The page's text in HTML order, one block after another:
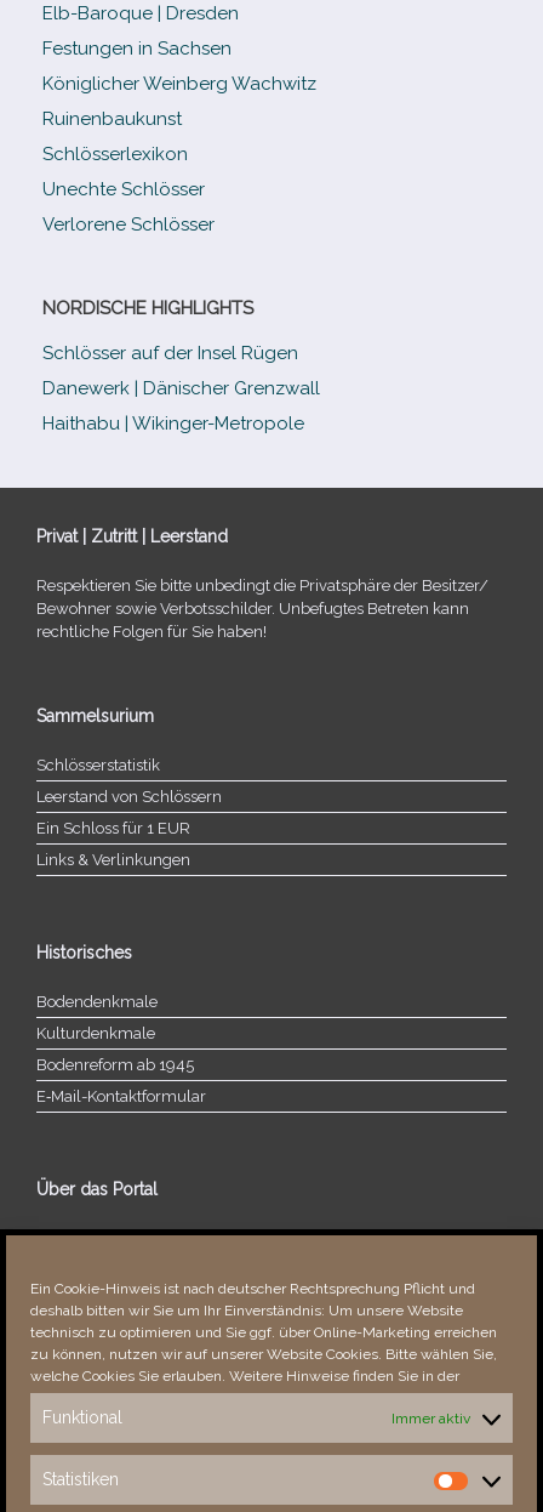
Ein Cookie-Hinweis ist nach deutscher Rechtsprechung Pflicht und
deshalb bitten wir Sie um Ihr Einverständnis: Um unsere Website
technisch zu optimieren und Sie ggf. über Online-Marketing erreichen
zu können, nutzen wir auf unserer Website Cookies. Bitte wählen Sie,
welche Cookies Sie erlauben. Weitere Hinweise finden Sie in der
Funktional Immer aktiv
Statistiken
Statistiken
Elb-​Baroque | Dresden
Festungen in Sachsen
Königlicher Weinberg Wachwitz
Ruinenbaukunst
Schlösserlexikon
Unechte Schlösser
Verlorene Schlösser
NORDISCHE HIGHLIGHTS
Schlösser auf der Insel Rügen
Danewerk | Dänischer Grenzwall
Haithabu | Wikinger-Metropole
Privat | Zutritt | Leerstand
Respektieren Sie bitte unbe­dingt die Privatsphäre der Besitzer/​
Bewohner sowie Verbotsschilder. Unbefugtes Betreten kann
recht­li­che Folgen für Sie haben!
Sammelsurium
Schlösserstatistik
Leerstand von Schlössern
Ein Schloss für 1 EUR
Links & Verlinkungen
Historisches
Bodendenkmale
Kulturdenkmale
Bodenreform ab 1945
E‑Mail-​​Kontaktformular
Über das Portal
Über dieses Portal
Fehler bemerkt?
Besucher seit 08/​2021